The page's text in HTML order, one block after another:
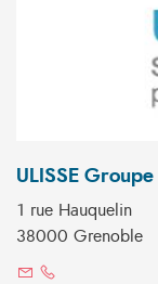
ULISSE
1 rue Hauquelin
38000 Grenoble